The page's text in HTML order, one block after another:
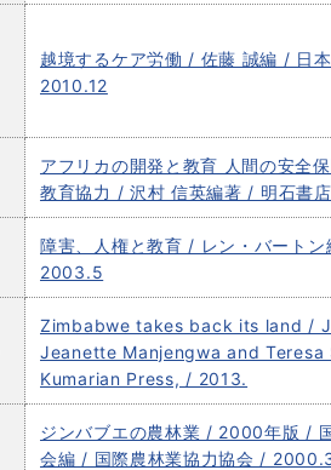
越境するケア労働 / 佐藤 誠編 / 日
2010.12
アフリカの開発と教育 人間の安全
教育協力 / 沢村 信英編著 / 明石書
障害、人権と教育 / レン・バート
2003.5
Zimbabwe takes back its land /
Jeanette Manjengwa and Teresa
Kumarian Press, / 2013.
ジンバブエの農林業 / 2000年版 /
会編 / 国際農林業協力協会 /